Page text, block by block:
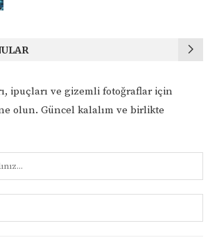
ipuçları ve gizemli fotoğraflar için
olun. Güncel kalalım ve birlikte